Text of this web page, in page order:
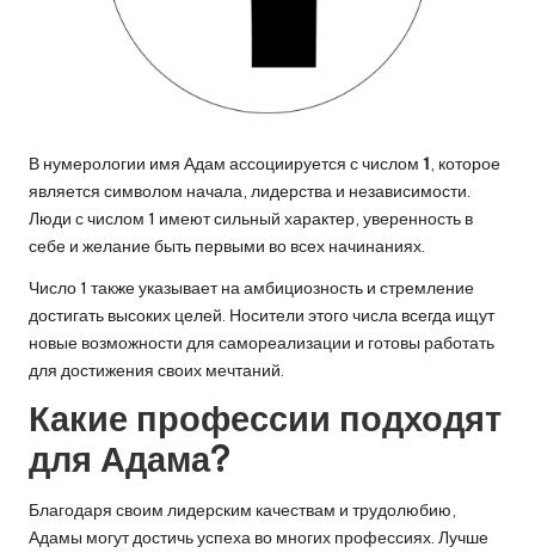
В нумерологии имя Адам ассоциируется с числом 1, которое
является символом начала, лидерства и независимости.
Люди с числом 1 имеют сильный характер, уверенность в
себе и желание быть первыми во всех начинаниях.
Число 1 также указывает на амбициозность и стремление
достигать высоких целей. Носители этого числа всегда ищут
новые возможности для самореализации и готовы работать
для достижения своих мечтаний.
Какие профессии подходят
для Адама?
Благодаря своим лидерским качествам и трудолюбию,
Адамы могут достичь успеха во многих профессиях. Лучше